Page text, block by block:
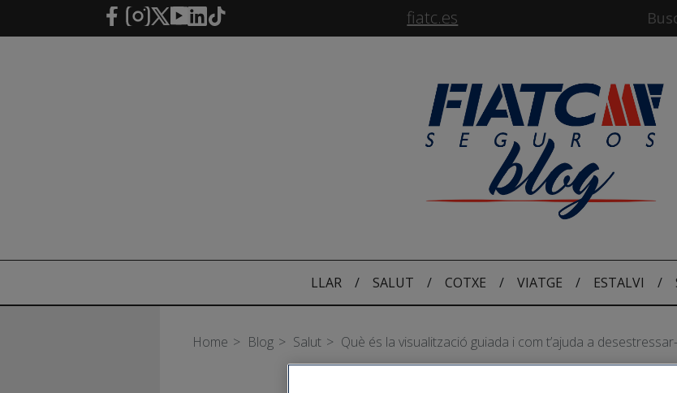
Salta al contingut principal fiatc.es
LLAR / SALUT / COTXE / VIATGE / ESTALVI /
Home Blog Salut Què és la visualització guiada i com t’ajuda a